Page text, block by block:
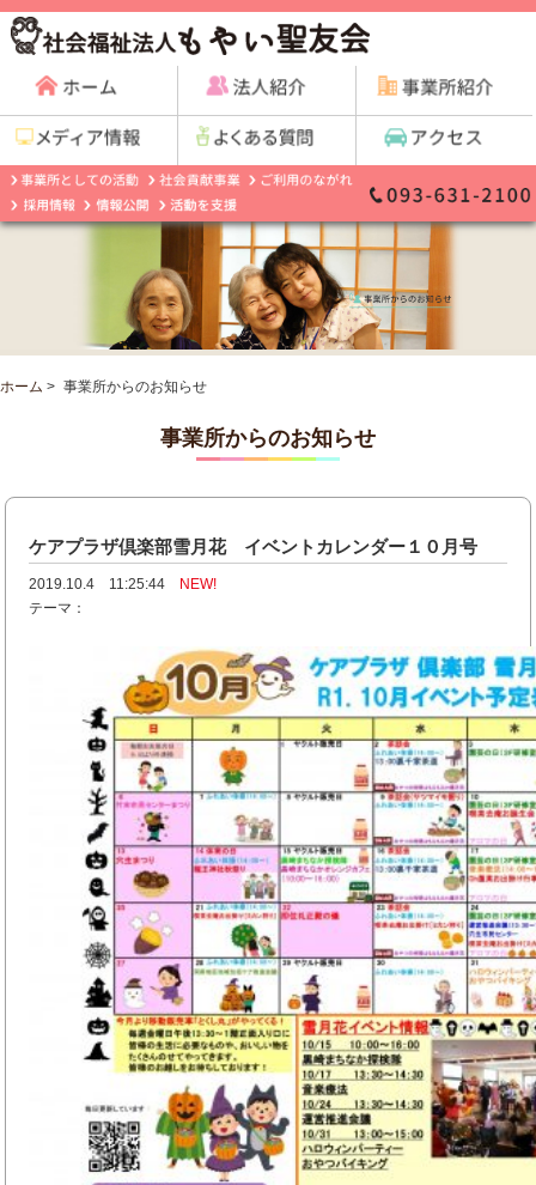
ホーム > 事業所からのお知らせ
事業所からのお知らせ
ケアプラザ倶楽部雪月花 イベントカレンダー１０月号
2019.10.4 11:25:44
NEW!
テーマ：